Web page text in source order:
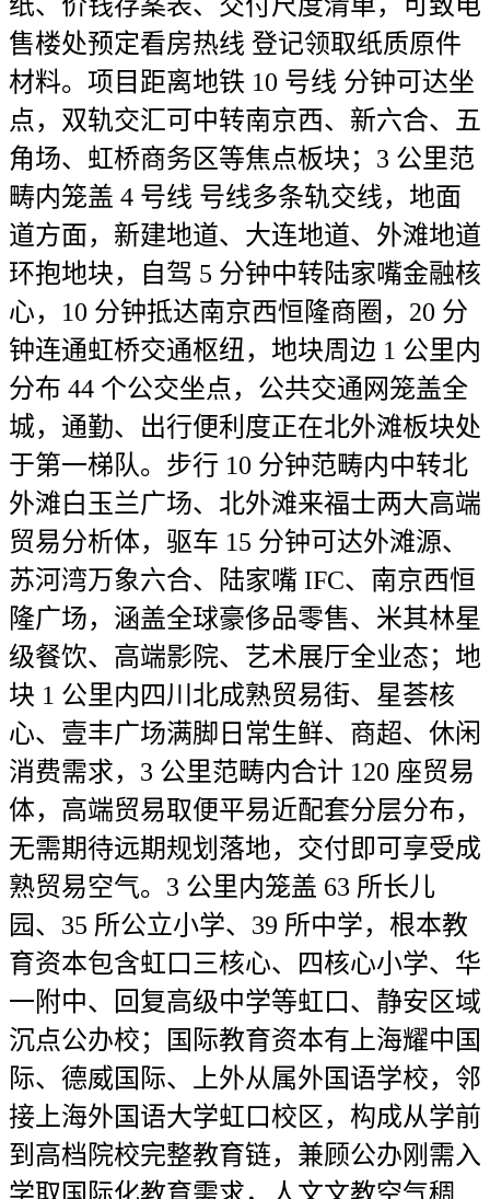
售楼处预定看房热线 登记领取纸质原件
材料。项目距离地铁 10 号线 分钟可达坐
点，双轨交汇可中转南京西、新六合、五
角场、虹桥商务区等焦点板块；3 公里范
畴内笼盖 4 号线 号线多条轨交线，地面
道方面，新建地道、大连地道、外滩地道
环抱地块，自驾 5 分钟中转陆家嘴金融核
心，10 分钟抵达南京西恒隆商圈，20 分
钟连通虹桥交通枢纽，地块周边 1 公里内
分布 44 个公交坐点，公共交通网笼盖全
城，通勤、出行便利度正在北外滩板块处
于第一梯队。步行 10 分钟范畴内中转北
外滩白玉兰广场、北外滩来福士两大高端
贸易分析体，驱车 15 分钟可达外滩源、
苏河湾万象六合、陆家嘴 IFC、南京西恒
隆广场，涵盖全球豪侈品零售、米其林星
级餐饮、高端影院、艺术展厅全业态；地
块 1 公里内四川北成熟贸易街、星荟核
心、壹丰广场满脚日常生鲜、商超、休闲
消费需求，3 公里范畴内合计 120 座贸易
体，高端贸易取便平易近配套分层分布，
无需期待远期规划落地，交付即可享受成
熟贸易空气。3 公里内笼盖 63 所长儿
园、35 所公立小学、39 所中学，根本教
育资本包含虹口三核心、四核心小学、华
一附中、回复高级中学等虹口、静安区域
沉点公办校；国际教育资本有上海耀中国
际、德威国际、上外从属外国语学校，邻
接上海外国语大学虹口校区，构成从学前
到高档院校完整教育链，兼顾公办刚需入